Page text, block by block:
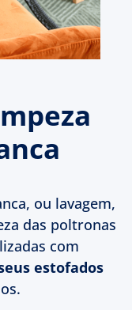
ou lavagem,
das poltronas
com
estofados